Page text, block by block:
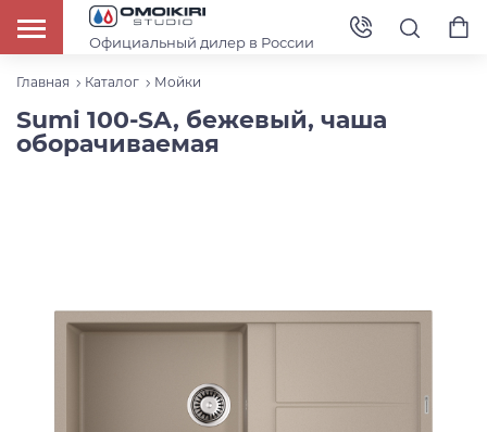
Официальный дилер в России
Главная Каталог Мойки
Sumi 100-SA, бежевый, чаша
оборачиваемая